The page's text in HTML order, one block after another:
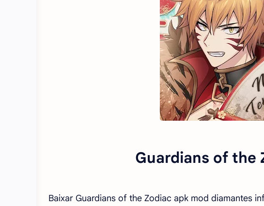
Guardians of the
Baixar Guardians of the Zodiac apk mod diamantes